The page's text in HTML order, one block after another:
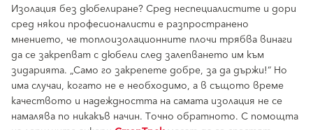
Изолация без дюбелиране? Сред неспециалистите и дори
сред някои професионалисти е разпространено
мнението, че топлоизолационните плочи трябва винаги
да се закрепват с дюбели след залепването им към
зидарията. „Само го закрепете добре, за да държи!“ Но
има случаи, когато не е необходимо, а в същото време
качеството и надеждността на самата изолация не се
намалява по никакъв начин. Точно обратното. С помощта